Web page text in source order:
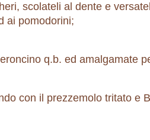
scolateli al dente e
ai pomodorini;
q.b. ed amalgamate
con il prezzemolo tritato e